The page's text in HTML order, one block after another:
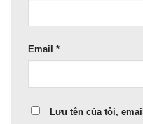
Email *
Lưu tên của tôi,